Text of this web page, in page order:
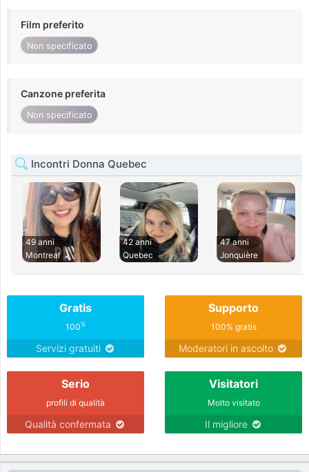
Film preferito
Non specificato
Canzone preferita
Non specificato
Incontri Donna Quebec
49 anni
Montreal
42 anni
Quebec
47 anni
Jonquière
Gratis
100%
Servizi gratuiti
Supporto
100% gratis
Moderatori in ascolto
Serio
profili di qualità
Qualità confermata
Visitatori
Molto visitato
Il migliore